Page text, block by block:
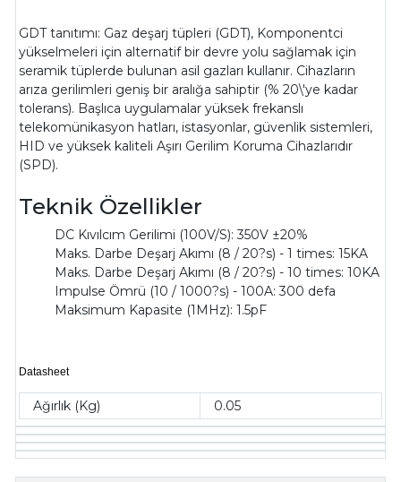
GDT tanıtımı: Gaz deşarj tüpleri (GDT), Komponentci
yükselmeleri için alternatif bir devre yolu sağlamak için
seramik tüplerde bulunan asil gazları kullanır. Cihazların
arıza gerilimleri geniş bir aralığa sahiptir (% 20\'ye kadar
tolerans). Başlıca uygulamalar yüksek frekanslı
telekomünikasyon hatları, istasyonlar, güvenlik sistemleri,
HID ve yüksek kaliteli Aşırı Gerilim Koruma Cihazlarıdır
(SPD).
Teknik Özellikler
DC Kıvılcım Gerilimi (100V/S): 350V ±20%
Maks. Darbe Deşarj Akımı (8 / 20?s) - 1 times: 15KA
Maks. Darbe Deşarj Akımı (8 / 20?s) - 10 times: 10KA
Impulse Ömrü (10 / 1000?s) - 100A: 300 defa
Maksimum Kapasite (1MHz): 1.5pF
Datasheet
Ağırlık (Kg) 0.05